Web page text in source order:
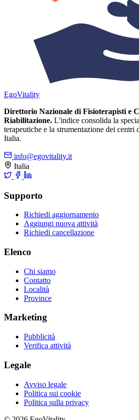
EgoVitality
Direttorio Nazionale di Fisioterapisti e
Riabilitazione. L'indice consolida la
terapeutiche e la strumentazione dei
Italia.
info@egovitality.it
Italia
Supporto
Richiedi aggiornamento
Aggiungi nuova attività
Richiedi cancellazione
Elenco
Chi siamo
Contatto
Località
Province
Marketing
Pubblicità
Verifica attività
Legale
Avviso legale
Politica sui cookie
Politica sulla privacy